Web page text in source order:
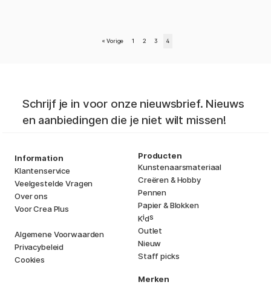
« Vorige 1 2 3 4
Schrijf je in voor onze nieuwsbrief. Nieuws
en aanbiedingen die je niet wilt missen!
Information
Klantenservice
Veelgestelde Vragen
Over ons
Voor Crea Plus
Algemene Voorwaarden
Privacybeleid
Cookies
Producten
Kunstenaarsmateriaal
Creëren & Hobby
Pennen
Papier & Blokken
Kids
Outlet
Nieuw
Staff picks
Merken